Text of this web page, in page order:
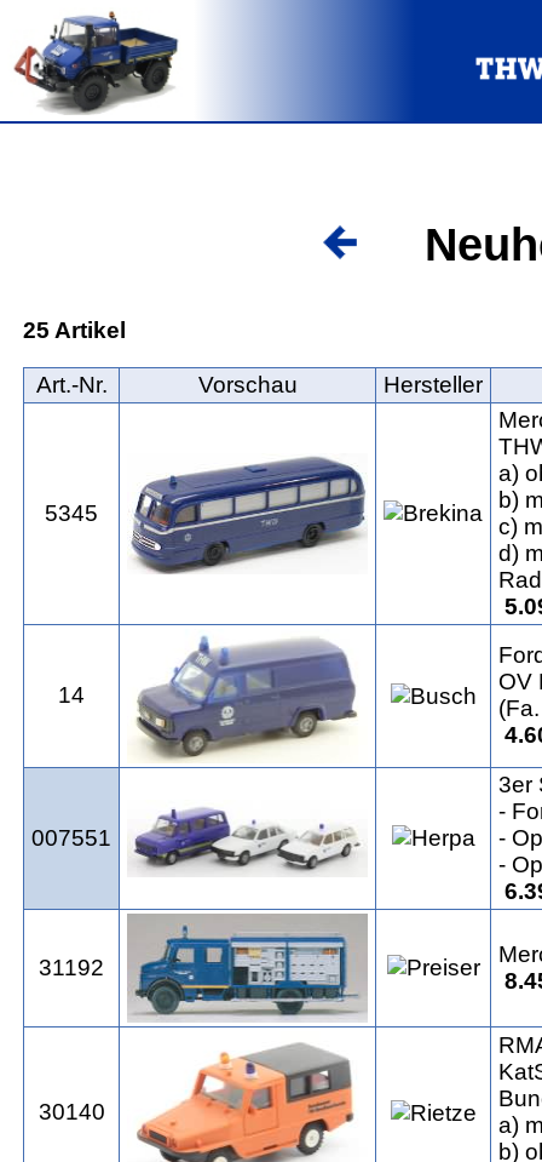
25 Artikel
Art.‑Nr. Vorschau Hersteller
5345
a)
b)
c)
d)
14
OV
007551
3er
-
-
-
31192
30140
a)
b)